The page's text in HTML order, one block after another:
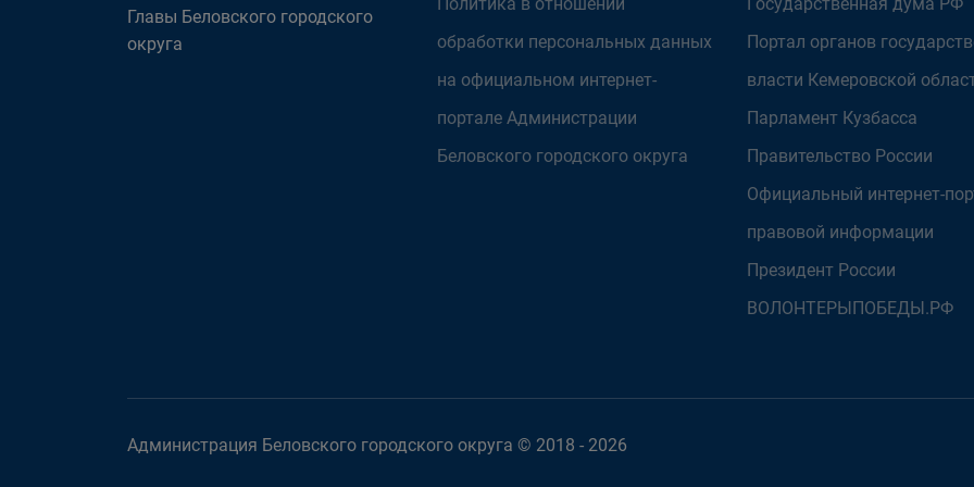
Главы Беловского городского
округа
обработки персональных данных
на официальном интернет-
портале Администрации
Беловского городского округа
Портал органов
власти Кемеровской
Парламент Кузбасса
Правительство России
Официальный интернет-
правовой информации
Президент России
ВОЛОНТЕРЫПОБЕДЫ.РФ
Администрация Беловского городского округа © 2018 - 2026